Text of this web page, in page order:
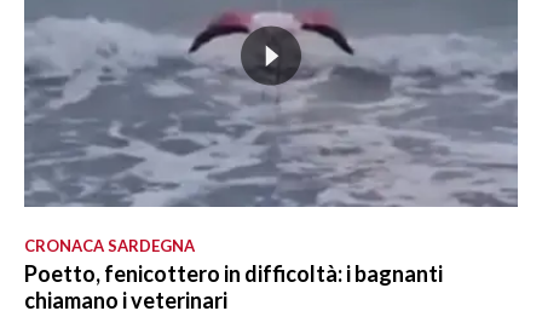
CRONACA SARDEGNA
Poetto, fenicottero in difficoltà: i bagnanti
chiamano i veterinari